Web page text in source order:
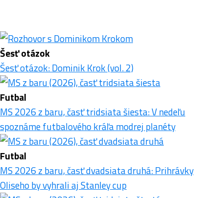
Šesť otázok
Šesť otázok: Dominik Krok (vol. 2)
Futbal
MS 2026 z baru, časť tridsiata šiesta: V nedeľu
spoznáme futbalového kráľa modrej planéty
Futbal
MS 2026 z baru, časť dvadsiata druhá: Prihrávky
Oliseho by vyhrali aj Stanley cup